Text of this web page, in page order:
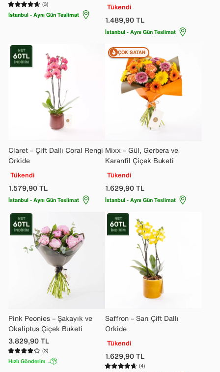
(3)
İstanbul - Aynı Gün Teslimat
Tükendi
1.489,90TL
İstanbul - Aynı Gün Teslimat
Claret – Çift Dallı Coral Rengi
Orkide
Tükendi
1.579,90TL
İstanbul - Aynı Gün Teslimat
Mixx – Gül, Gerbera ve
Karanfil Çiçek Buketi
Tükendi
1.629,90TL
ÇOK SATAN
İstanbul - Aynı Gün Teslimat
Pink Peonies – Şakayık ve
Okaliptus Çiçek Buketi
3.829,90TL
(3)
Hızlı Gönderim
Saffron – Sarı Çift Dallı
Orkide
Tükendi
1.629,90TL
(4)